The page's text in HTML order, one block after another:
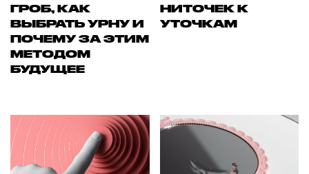
ГРОБ, КАК
ВЫБРАТЬ УРНУ И
ПОЧЕМУ ЗА ЭТИМ
МЕТОДОМ
БУДУЩЕЕ
НИТОЧЕК К
УТОЧКАМ